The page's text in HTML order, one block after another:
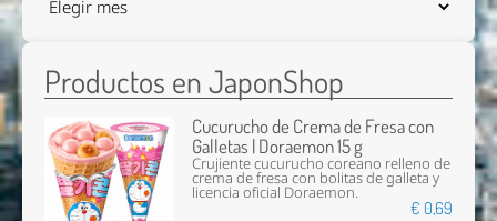
Productos en JaponShop
Cucurucho de Crema de Fresa con
Galletas | Doraemon 15 g
Crujiente cucurucho coreano relleno de
crema de fresa con bolitas de galleta y
licencia oficial Doraemon.
€ 0,69